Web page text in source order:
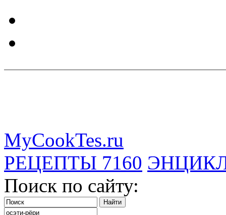
MyCookTes.ru
РЕЦЕПТЫ 7160
Поиск по сайту: